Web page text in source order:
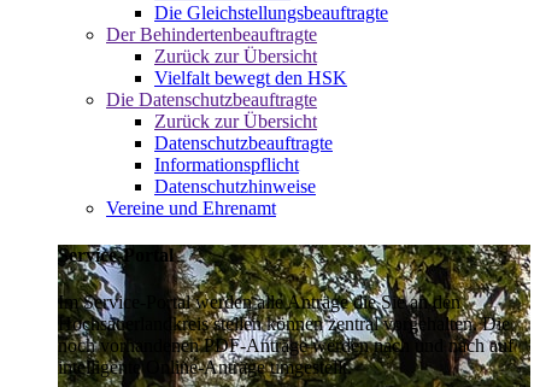
Die Gleichstellungsbeauftragte
Der Behindertenbeauftragte
Zurück zur Übersicht
Vielfalt bewegt den HSK
Die Datenschutzbeauftragte
Zurück zur Übersicht
Datenschutzbeauftragte
Informationspflicht
Datenschutzhinweise
Vereine und Ehrenamt
Service-Portal
Im Service-Portal werden alle Anträge die Sie an den
Hochsauerlandkreis stellen können zentral vorgehalten. Die
noch vorhandenen PDF-Anträge werden nach und nach auf
intelligente Online-Anträge umgestellt.